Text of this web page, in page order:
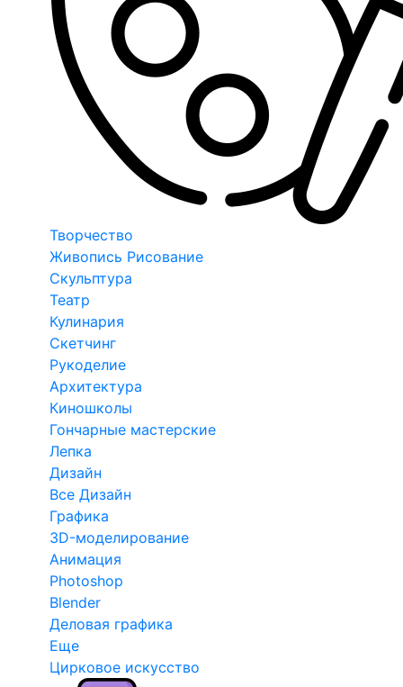
Творчество
Живопись Рисование
Скульптура
Театр
Кулинария
Скетчинг
Рукоделие
Архитектура
Киношколы
Гончарные мастерские
Лепка
Дизайн
Все Дизайн
Графика
3D-моделирование
Анимация
Photoshop
Blender
Деловая графика
Еще
Цирковое искусство